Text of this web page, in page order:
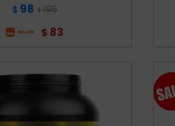
$ 98 $ 195
$ 83